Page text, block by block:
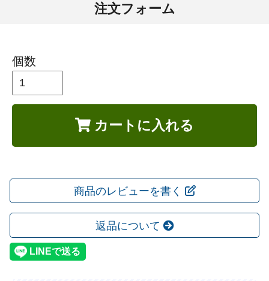
注文フォーム
個数
カートに入れる
商品のレビューを書く
返品について